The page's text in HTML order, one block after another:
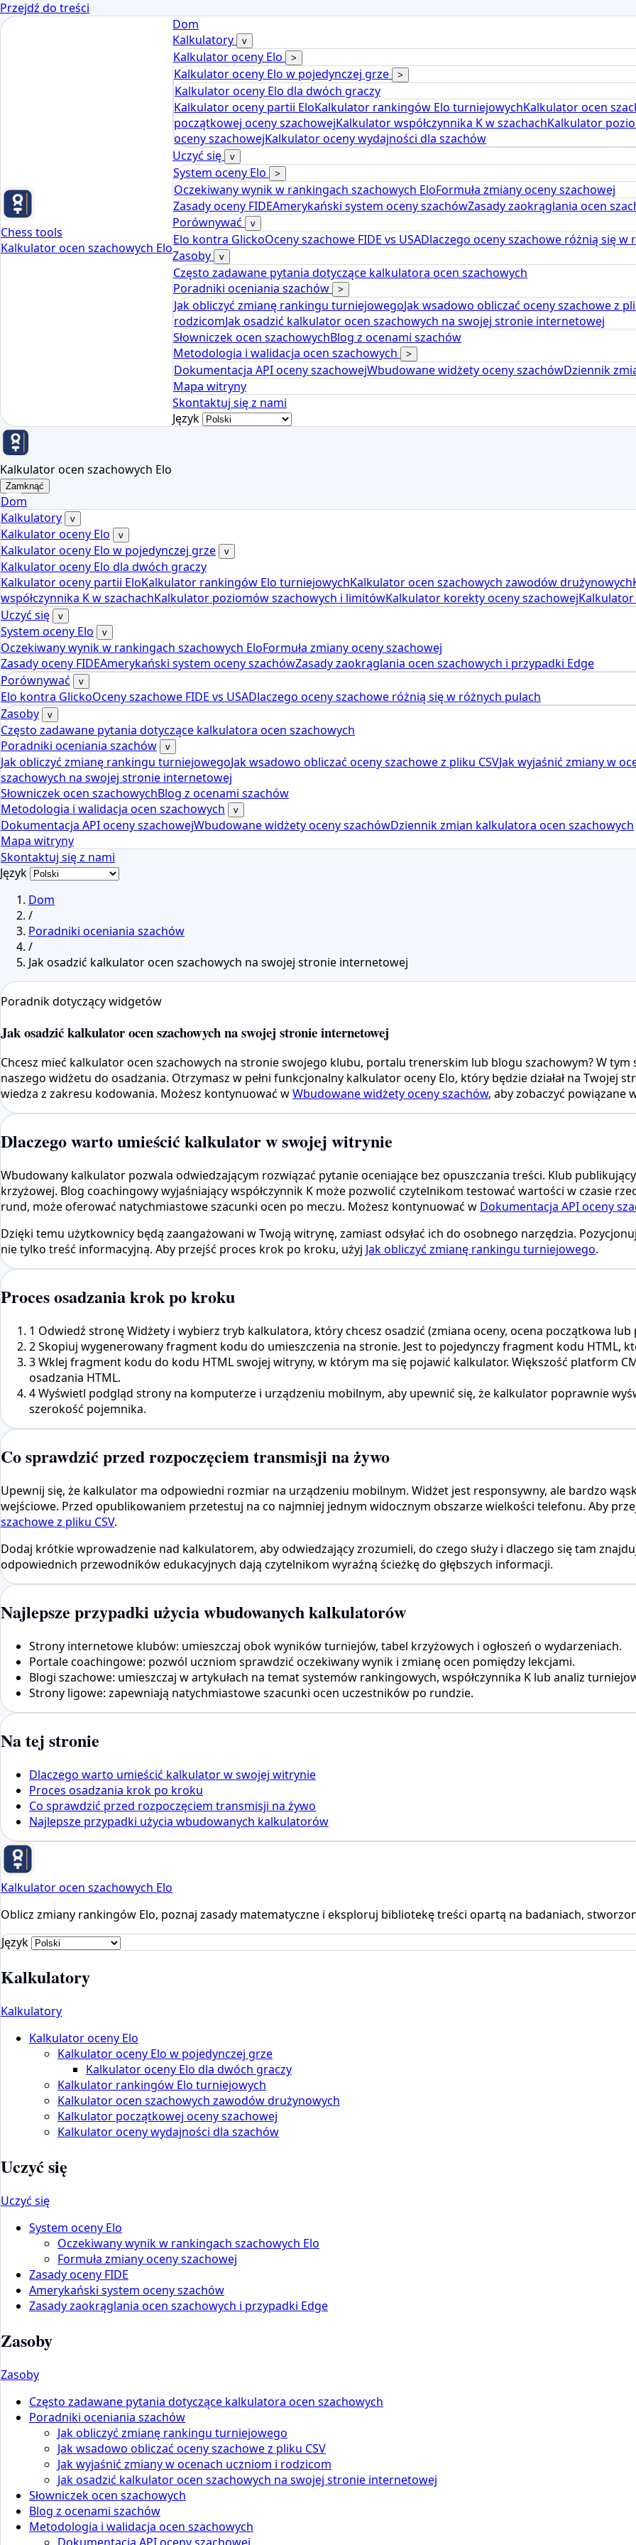
Przejdź do treści
Chess tools
Kalkulator ocen szachowych Elo
Dom
Kalkulatory
v
Kalkulator oceny Elo >
Kalkulator oceny Elo w pojedynczej grze >
Kalkulator oceny Elo dla dwóch graczy
Kalkulator oceny partii EloKalkulator rankingów Elo turniejowychKalkulator ocen
początkowej oceny szachowejKalkulator współczynnika K w szachachKalkulator
oceny szachowejKalkulator oceny wydajności dla szachów
Uczyć się
v
System oceny Elo >
Oczekiwany wynik w rankingach szachowych EloFormuła zmiany oceny szachowej
Zasady oceny FIDEAmerykański system oceny szachówZasady zaokrąglania ocen
Porównywać
v
Elo kontra GlickoOceny szachowe FIDE vs USADlaczego oceny szachowe różnią się w
Zasoby
v
Często zadawane pytania dotyczące kalkulatora ocen szachowych
Poradniki oceniania szachów
>
Jak obliczyć zmianę rankingu turniejowegoJak wsadowo obliczać oceny szachowe z
rodzicomJak osadzić kalkulator ocen szachowych na swojej stronie internetowej
Słowniczek ocen szachowychBlog z ocenami szachów
Metodologia i walidacja ocen szachowych
>
Dokumentacja API oceny szachowejWbudowane widżety oceny szachówDziennik
Mapa witryny
Skontaktuj się z nami
Język
Kalkulator ocen szachowych Elo
Zamknąć
Dom
Kalkulatory
v
Kalkulator oceny Elo v
Kalkulator oceny Elo w pojedynczej grze v
Kalkulator oceny Elo dla dwóch graczy
Kalkulator oceny partii EloKalkulator rankingów Elo turniejowychKalkulator ocen szachowych zawodów drużynowych
współczynnika K w szachachKalkulator poziomów szachowych i limitówKalkulator korekty oceny szachowej
Uczyć się
v
System oceny Elo v
Oczekiwany wynik w rankingach szachowych EloFormuła zmiany oceny szachowej
Zasady oceny FIDEAmerykański system oceny szachówZasady zaokrąglania ocen szachowych i przypadki Edge
Porównywać
v
Elo kontra GlickoOceny szachowe FIDE vs USADlaczego oceny szachowe różnią się w różnych pulach
Zasoby
v
Często zadawane pytania dotyczące kalkulatora ocen szachowych
Poradniki oceniania szachów
v
Jak obliczyć zmianę rankingu turniejowegoJak wsadowo obliczać oceny szachowe z pliku CSVJak wyjaśnić zmiany w
szachowych na swojej stronie internetowej
Słowniczek ocen szachowychBlog z ocenami szachów
Metodologia i walidacja ocen szachowych
v
Dokumentacja API oceny szachowejWbudowane widżety oceny szachówDziennik zmian kalkulatora ocen szachowych
Mapa witryny
Skontaktuj się z nami
Język
Dom
/
Poradniki oceniania szachów
/
Jak osadzić kalkulator ocen szachowych na swojej stronie internetowej
Poradnik dotyczący widgetów
Jak osadzić kalkulator ocen szachowych na swojej stronie internetowej
Chcesz mieć kalkulator ocen szachowych na stronie swojego klubu, portalu trenerskim lub blogu szachowym? W
naszego widżetu do osadzania. Otrzymasz w pełni funkcjonalny kalkulator oceny Elo, który będzie działał na Twojej
wiedza z zakresu kodowania. Możesz kontynuować wWbudowane widżety oceny szachów, aby zobaczyć powiązane
Dlaczego warto umieścić kalkulator w swojej witrynie
Wbudowany kalkulator pozwala odwiedzającym rozwiązać pytanie oceniające bez opuszczania treści. Klub
krzyżowej. Blog coachingowy wyjaśniający współczynnik K może pozwolić czytelnikom testować wartości w czasie
rund, może oferować natychmiastowe szacunki ocen po meczu. Możesz kontynuować w Dokumentacja API oceny
Dzięki temu użytkownicy będą zaangażowani w Twoją witrynę, zamiast odsyłać ich do osobnego narzędzia.
nie tylko treść informacyjną. Aby przejść proces krok po kroku, użyj Jak obliczyć zmianę rankingu turniejowego.
Proces osadzania krok po kroku
1 Odwiedź stronę Widżety i wybierz tryb kalkulatora, który chcesz osadzić (zmiana oceny, ocena początkowa lub
2Skopiuj wygenerowany fragment kodu do umieszczenia na stronie. Jest to pojedynczy fragment kodu HTML,
3Wklej fragment kodu do kodu HTML swojej witryny, w którym ma się pojawić kalkulator. Większość platform
osadzania HTML.
4Wyświetl podgląd strony na komputerze i urządzeniu mobilnym, aby upewnić się, że kalkulator poprawnie
szerokość pojemnika.
Co sprawdzić przed rozpoczęciem transmisji na żywo
Upewnij się, że kalkulator ma odpowiedni rozmiar na urządzeniu mobilnym. Widżet jest responsywny, ale bardzo
wejściowe. Przed opublikowaniem przetestuj na co najmniej jednym widocznym obszarze wielkości telefonu. Aby
szachowe z pliku CSV.
Dodaj krótkie wprowadzenie nad kalkulatorem, aby odwiedzający zrozumieli, do czego służy i dlaczego się tam
odpowiednich przewodników edukacyjnych dają czytelnikom wyraźną ścieżkę do głębszych informacji.
Najlepsze przypadki użycia wbudowanych kalkulatorów
Strony internetowe klubów: umieszczaj obok wyników turniejów, tabel krzyżowych i ogłoszeń o wydarzeniach.
Portale coachingowe: pozwól uczniom sprawdzić oczekiwany wynik i zmianę ocen pomiędzy lekcjami.
Blogi szachowe: umieszczaj w artykułach na temat systemów rankingowych, współczynnika K lub analiz
Strony ligowe: zapewniają natychmiastowe szacunki ocen uczestników po rundzie.
Na tej stronie
Dlaczego warto umieścić kalkulator w swojej witrynie
Proces osadzania krok po kroku
Co sprawdzić przed rozpoczęciem transmisji na żywo
Najlepsze przypadki użycia wbudowanych kalkulatorów
Kalkulator ocen szachowych Elo
Oblicz zmiany rankingów Elo, poznaj zasady matematyczne i eksploruj bibliotekę treści opartą na badaniach,
Język
Kalkulatory
Kalkulatory
Kalkulator oceny Elo
Kalkulator oceny Elo w pojedynczej grze
Kalkulator oceny Elo dla dwóch graczy
Kalkulator rankingów Elo turniejowych
Kalkulator ocen szachowych zawodów drużynowych
Kalkulator początkowej oceny szachowej
Kalkulator oceny wydajności dla szachów
Uczyć się
Uczyć się
System oceny Elo
Oczekiwany wynik w rankingach szachowych Elo
Formuła zmiany oceny szachowej
Zasady oceny FIDE
Amerykański system oceny szachów
Zasady zaokrąglania ocen szachowych i przypadki Edge
Zasoby
Zasoby
Często zadawane pytania dotyczące kalkulatora ocen szachowych
Poradniki oceniania szachów
Jak obliczyć zmianę rankingu turniejowego
Jak wsadowo obliczać oceny szachowe z pliku CSV
Jak wyjaśnić zmiany w ocenach uczniom i rodzicom
Jak osadzić kalkulator ocen szachowych na swojej stronie internetowej
Słowniczek ocen szachowych
Blog z ocenami szachów
Metodologia i walidacja ocen szachowych